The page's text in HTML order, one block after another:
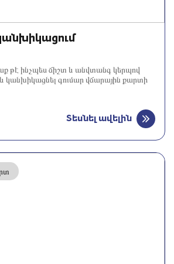
թէ ինչպես ճիշտ և անվտանգ կերպով
կանխիկացնել գումար վճարային քարտի
Տեսնել ավելին